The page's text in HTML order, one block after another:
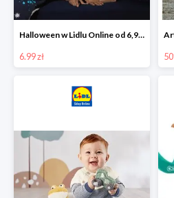
Halloween w Lidlu Online od 6,99 zł
6.99 zł